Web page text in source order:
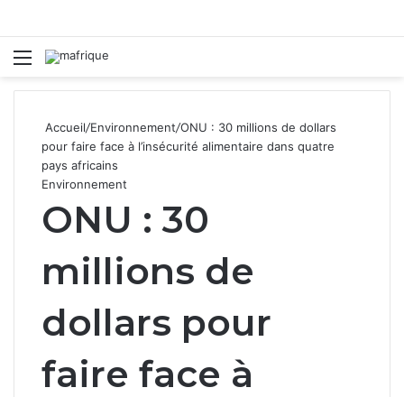
Menu
Accueil/Environnement/ONU : 30 millions de dollars
pour faire face à l’insécurité alimentaire dans quatre
pays africains
Environnement
ONU : 30
millions de
dollars pour
faire face à